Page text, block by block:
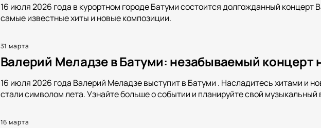
16 июля 2026 года в курортном городе Батуми состоится долгожданный концерт
самые известные хиты и новые композиции.
31 марта
Валерий Меладзе в Батуми: незабываемый концерт
16 июля 2026 года Валерий Меладзе выступит в Батуми . Насладитесь хитами и
стали символом лета. Узнайте больше о событии и планируйте свой музыкальный
16 марта